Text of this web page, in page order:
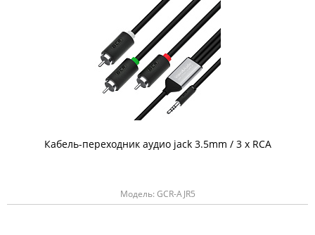
Кабель-переходник аудио jack 3.5mm / 3 х RCA
Модель: GCR-AJR5